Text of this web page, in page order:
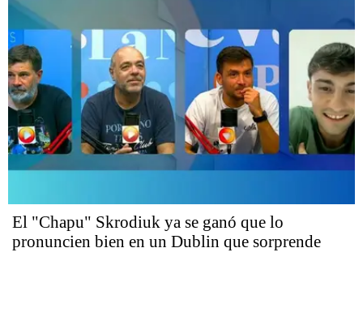
El "Chapu" Skrodiuk ya se ganó que lo
pronuncien bien en un Dublin que sorprende